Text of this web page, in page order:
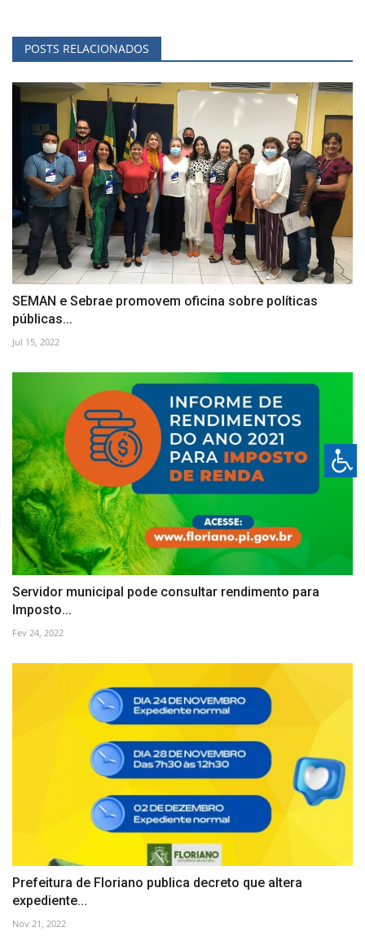
POSTS RELACIONADOS
SEMAN e Sebrae promovem oficina sobre políticas
públicas...
Jul 15, 2022
Servidor municipal pode consultar rendimento para
Imposto...
Fev 24, 2022
Prefeitura de Floriano publica decreto que altera
expediente...
Nov 21, 2022